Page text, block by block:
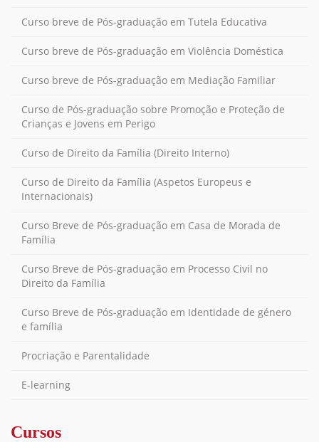
Curso breve de Pós-graduação em Tutela Educativa
Curso breve de Pós-graduação em Violência Doméstica
Curso breve de Pós-graduação em Mediação Familiar
Curso de Pós-graduação sobre Promoção e Proteção de
Crianças e Jovens em Perigo
Curso de Direito da Família (Direito Interno)
Curso de Direito da Família (Aspetos Europeus e
Internacionais)
Curso Breve de Pós-graduação em Casa de Morada de
Família
Curso Breve de Pós-graduação em Processo Civil no
Direito da Família
Curso Breve de Pós-graduação em Identidade de género
e família
Procriação e Parentalidade
E-learning
Cursos